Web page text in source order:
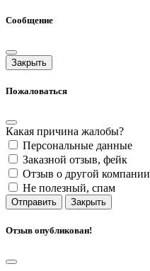
Сообщение
Закрыть
Пожаловаться
Какая причина жалобы?
Персональные данные
Заказной отзыв, фейк
Отзыв о другой компании
Не полезный, спам
Отправить Закрыть
Отзыв опубликован!